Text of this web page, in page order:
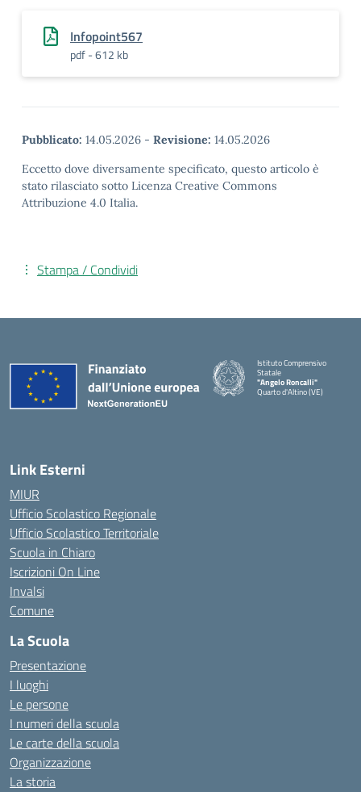
Infopoint567
pdf - 612 kb
Pubblicato: 14.05.2026 - Revisione: 14.05.2026
Eccetto dove diversamente specificato, questo articolo è
stato rilasciato sotto Licenza Creative Commons
Attribuzione 4.0 Italia.
Stampa / Condividi
Istituto Comprensivo
Statale
"Angelo Roncalli"
Quarto d'Altino (VE)
Link Esterni
MIUR
Ufficio Scolastico Regionale
Ufficio Scolastico Territoriale
Scuola in Chiaro
Iscrizioni On Line
Invalsi
Comune
La Scuola
Presentazione
I luoghi
Le persone
I numeri della scuola
Le carte della scuola
Organizzazione
La storia